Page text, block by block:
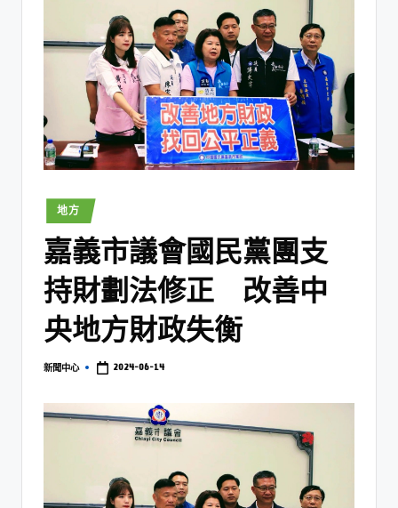
地方
嘉義市議會國民黨團支
持財劃法修正 改善中
央地方財政失衡
新聞中心 2024-06-14